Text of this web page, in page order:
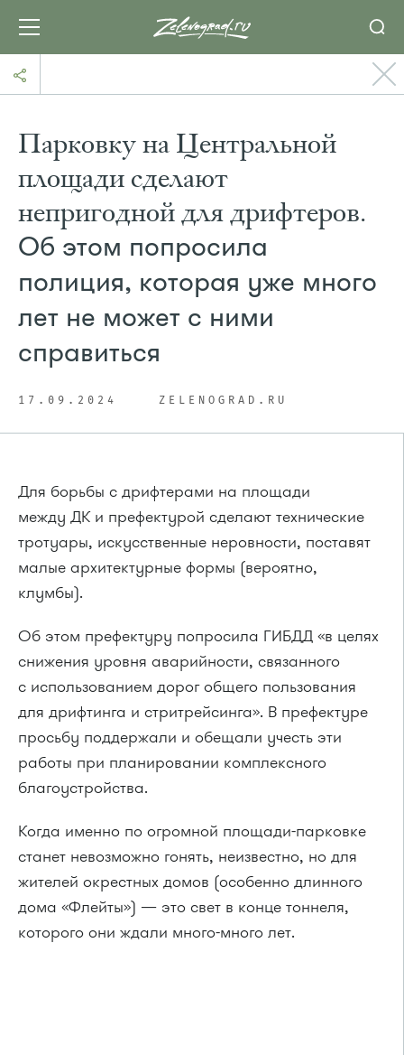
Парковку на Центральной
площади сделают
непригодной для дрифтеров.
Об этом попросила
полиция, которая уже много
лет не может с ними
справиться
17.09.2024 ZELENOGRAD.RU
Для борьбы с дрифтерами на площади
между ДК и префектурой сделают технические
тротуары, искусственные неровности, поставят
малые архитектурные формы (вероятно,
клумбы).
Об этом префектуру попросила ГИБДД «в целях
снижения уровня аварийности, связанного
с использованием дорог общего пользования
для дрифтинга и стритрейсинга». В префектуре
просьбу поддержали и обещали учесть эти
работы при планировании комплексного
благоустройства.
Когда именно по огромной площади-парковке
станет невозможно гонять, неизвестно, но для
жителей окрестных домов (особенно длинного
дома «Флейты») — это свет в конце тоннеля,
которого они ждали много-много лет.